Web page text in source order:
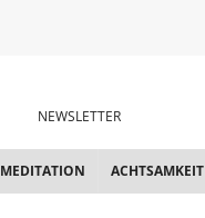
NEWSLETTER
MEDITATION ACHTSAMKEIT